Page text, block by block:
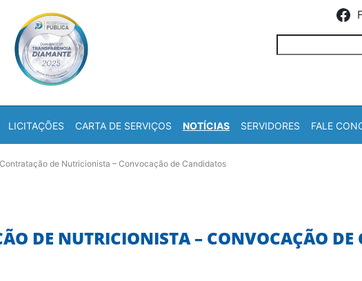
LICITAÇÕES CARTA DE SERVIÇOS NOTÍCIAS SERVIDORES FALE
de Nutricionista – Convocação de Candidatos
DE NUTRICIONISTA – CONVOCAÇÃO DE